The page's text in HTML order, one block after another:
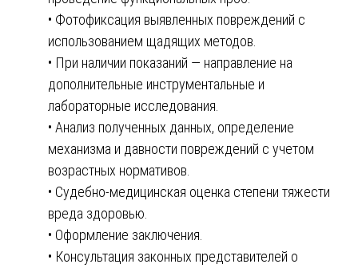
• Фотофиксация выявленных повреждений с
использованием щадящих методов.
• При наличии показаний — направление на
дополнительные инструментальные и
лабораторные исследования.
• Анализ полученных данных, определение
механизма и давности повреждений с учетом
возрастных нормативов.
• Судебно-медицинская оценка степени тяжести
вреда здоровью.
• Оформление заключения.
• Консультация законных представителей о